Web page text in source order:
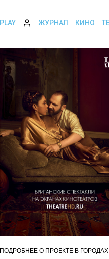
PLAY ЖУРНАЛ КИНО
ПОДРОБНЕЕ О ПРОЕКТЕ В